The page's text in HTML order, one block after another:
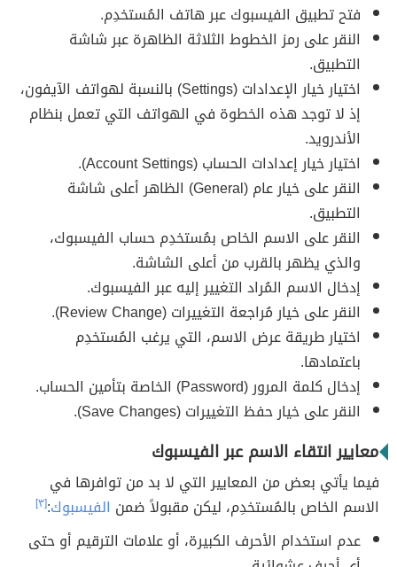
فتح تطبيق الفيسبوك عبر هاتف المُستخدِم.
النقر على رمز الخطوط الثلاثة الظاهرة عبر شاشة
التطبيق.
اختيار خيار الإعدادات (Settings) بالنسبة لهواتف الآيفون،
إذ لا توجد هذه الخطوة في الهواتف التي تعمل بنظام
الأندرويد.
اختيار خيار إعدادات الحساب (Account Settings).
النقر على خيار عام (General) الظاهر أعلى شاشة
التطبيق.
النقر على الاسم الخاص بمُستخدِم حساب الفيسبوك،
والذي يظهر بالقرب من أعلى الشاشة.
إدخال الاسم المُراد التغيير إليه عبر الفيسبوك.
النقر على خيار مُراجعة التغييرات (Review Change).
اختيار طريقة عرض الاسم، التي يرغب المُستخدِم
باعتمادها.
إدخال كلمة المرور (Password) الخاصة بتأمين الحساب.
النقر على خيار حفظ التغييرات (Save Changes).
معايير انتقاء الاسم عبر الفيسبوك
فيما يأتي بعض من المعايير التي لا بد من توافرها في
الاسم الخاص بالمُستخدِم، ليكن مقبولاً ضمن الفيسبوك:[٣]
عدم استخدام الأحرف الكبيرة، أو علامات الترقيم أو حتى